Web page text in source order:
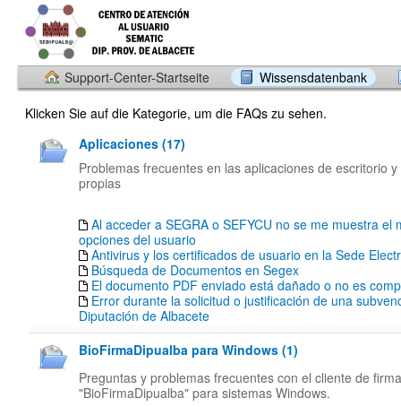
Support-Center-Startseite
Wissensdatenbank
Klicken Sie auf die Kategorie, um die FAQs zu sehen.
Aplicaciones (17)
Problemas frecuentes en las aplicaciones de escritorio
propias
Al acceder a SEGRA o SEFYCU no se me muestra el
opciones del usuario
Antivirus y los certificados de usuario en la Sede
Búsqueda de Documentos en Segex
El documento PDF enviado está dañado o no es
Error durante la solicitud o justificación de una
Diputación de Albacete
BioFirmaDipualba para Windows (1)
Preguntas y problemas frecuentes con el cliente de firma
"BioFirmaDipualba" para sistemas Windows.